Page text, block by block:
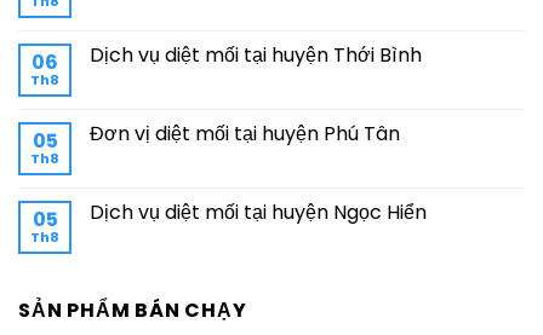
06
Th8
Dịch vụ diệt mối tại huyện Thới Bình
05
Th8
Đơn vị diệt mối tại huyện Phú Tân
05
Th8
Dịch vụ diệt mối tại huyện Ngọc Hiển
SẢN PHẨM BÁN CHẠY